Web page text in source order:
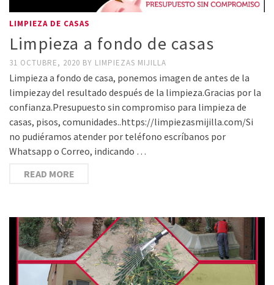
LIMPIEZA DE CASAS
Limpieza a fondo de casas
31 OCTUBRE, 2020 BY LIMPIEZAS MIJILLA
Limpieza a fondo de casa, ponemos imagen de antes de la
limpiezay del resultado después de la limpieza.Gracias por la
confianza.Presupuesto sin compromiso para limpieza de
casas, pisos, comunidades..https://limpiezasmijilla.com/Si
no pudiéramos atender por teléfono escríbanos por
Whatsapp o Correo, indicando …
READ MORE